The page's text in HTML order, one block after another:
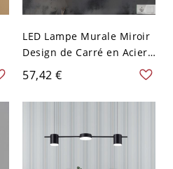
LED Lampe Murale Miroir
Design de Carré en Acier
Inoxydable Applique
Murale Style Simple pour
Salle de Bain - 110 V-120 V
57,42 €